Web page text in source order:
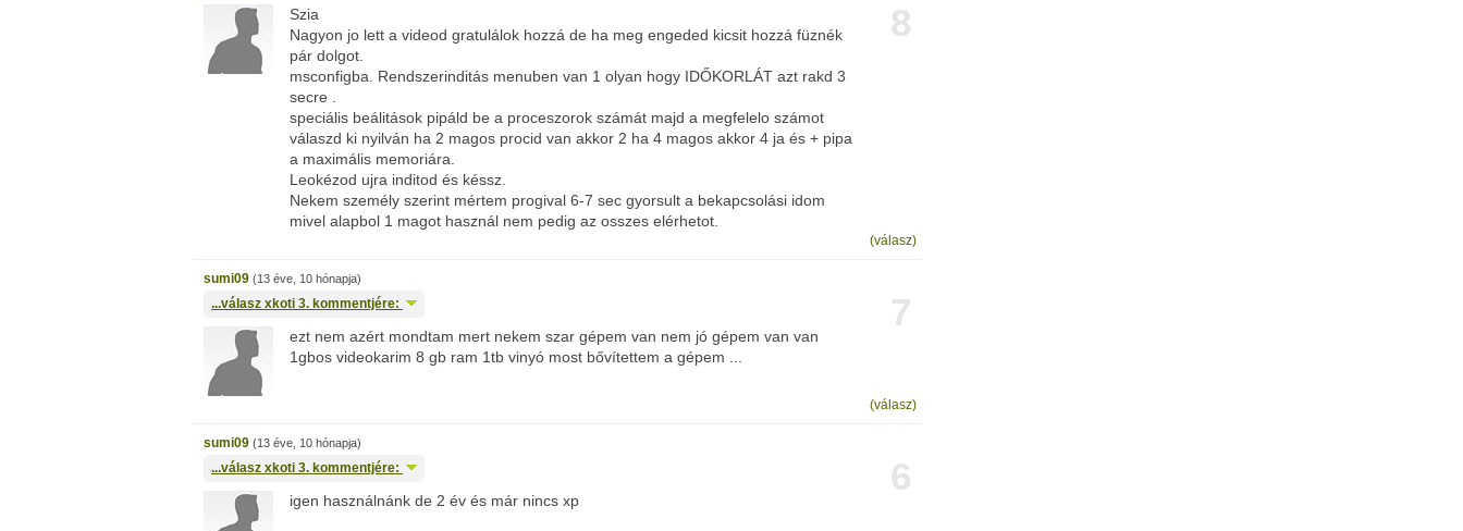
8
Szia
Nagyon jo lett a videod gratulálok hozzá de ha meg engeded kicsit hozzá füznék
pár dolgot.
msconfigba. Rendszerinditás menuben van 1 olyan hogy IDŐKORLÁT azt rakd 3
secre .
speciális beálitások pipáld be a proceszorok számát majd a megfelelo számot
válaszd ki nyilván ha 2 magos procid van akkor 2 ha 4 magos akkor 4 ja és + pipa
a maximális memoriára.
Leokézod ujra inditod és késsz.
Nekem személy szerint mértem progival 6-7 sec gyorsult a bekapcsolási idom
mivel alapbol 1 magot használ nem pedig az osszes elérhetot.
(válasz)
sumi09 (13 éve, 10 hónapja)
7
...válasz xkoti 3. kommentjére:
ezt nem azért mondtam mert nekem szar gépem van nem jó gépem van van
1gbos videokarim 8 gb ram 1tb vinyó most bővítettem a gépem ...
(válasz)
sumi09 (13 éve, 10 hónapja)
6
...válasz xkoti 3. kommentjére:
igen használnánk de 2 év és már nincs xp